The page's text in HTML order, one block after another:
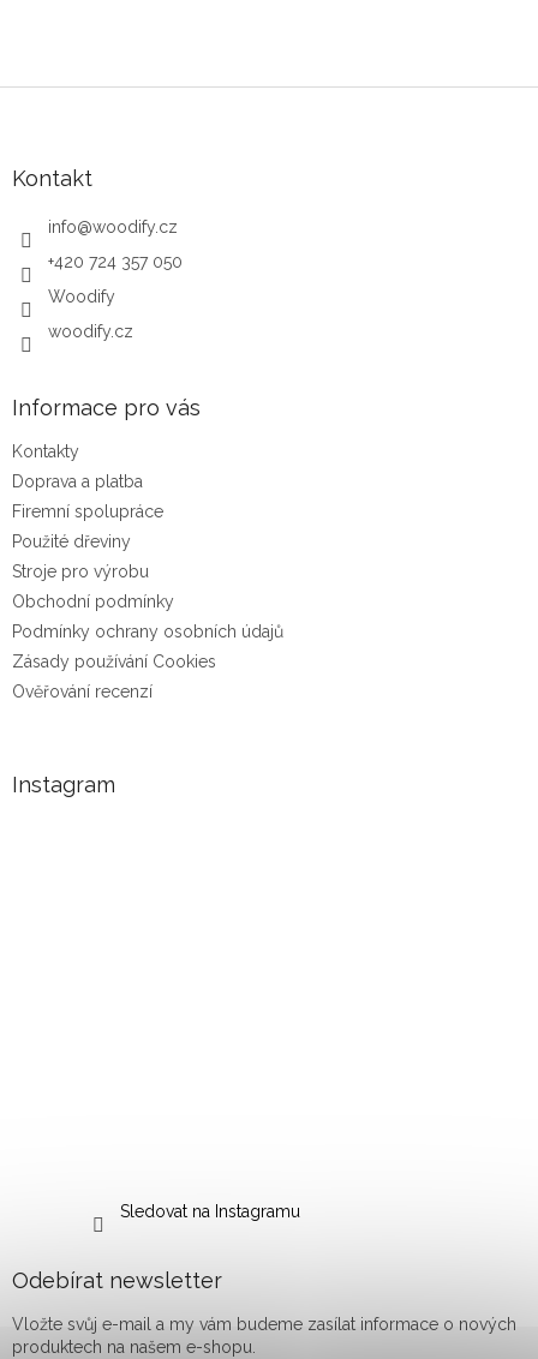
Kontakt
info@woodify.cz
+420 724 357 050
Woodify
woodify.cz
Informace pro vás
Kontakty
Doprava a platba
Firemní spolupráce
Použité dřeviny
Stroje pro výrobu
Obchodní podmínky
Podmínky ochrany osobních údajů
Zásady používání Cookies
Ověřování recenzí
Instagram
Sledovat na Instagramu
Odebírat newsletter
Vložte svůj e-mail a my vám budeme zasílat informace o nových
produktech na našem e-shopu.